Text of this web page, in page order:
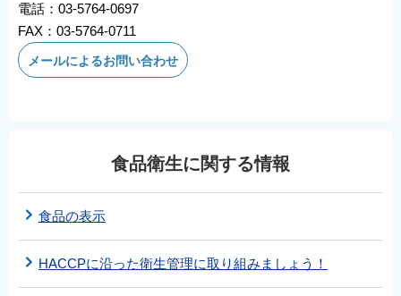
電話：03-5764-0697
FAX：03-5764-0711
メールによるお問い合わせ
食品衛生に関する情報
食品の表示
HACCPに沿った衛生管理に取り組みましょう！